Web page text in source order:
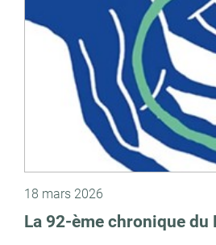
18 mars 2026
La 92-ème chronique du